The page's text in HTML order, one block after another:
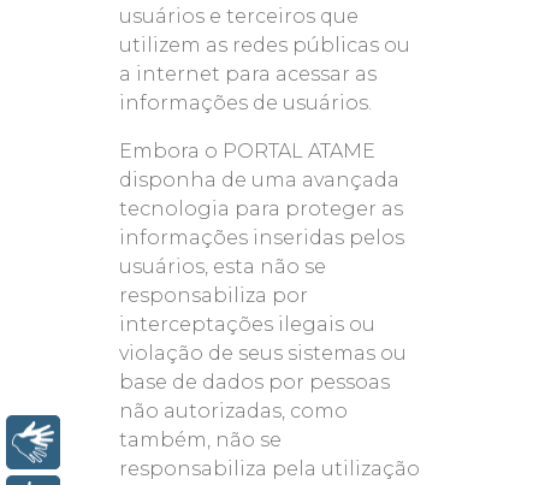
usuários e terceiros que
utilizem as redes públicas ou
a internet para acessar as
informações de usuários.
Embora o PORTAL ATAME
disponha de uma avançada
tecnologia para proteger as
informações inseridas pelos
usuários, esta não se
responsabiliza por
interceptações ilegais ou
violação de seus sistemas ou
base de dados por pessoas
não autorizadas, como
também, não se
responsabiliza pela utilização
Libras